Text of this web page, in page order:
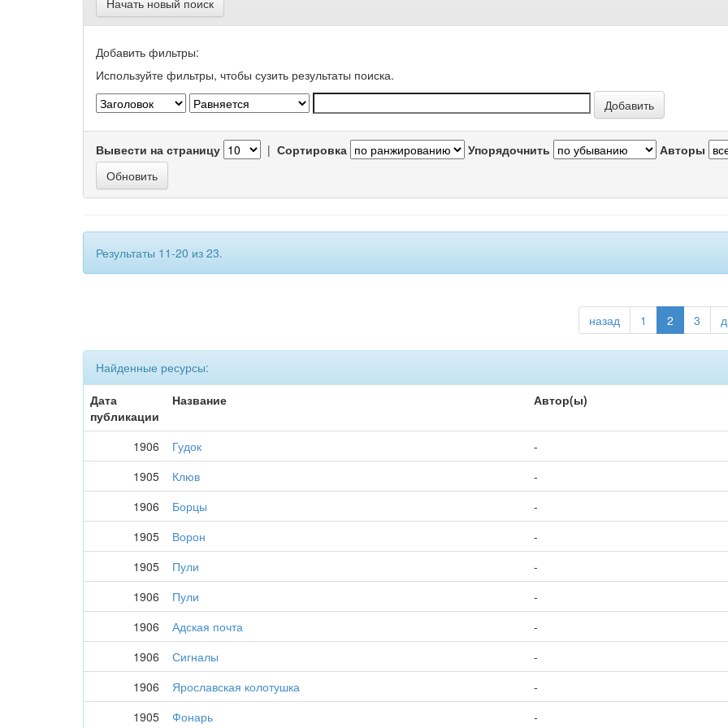
Начать новый поиск
Добавить фильтры:
Используйте фильтры, чтобы сузить результаты поиска.
Вывести на страницу | Сортировка Упорядочнить Авторы
Результаты 11-20 из 23.
назад 1 2 3
Найденные ресурсы:
Дата
публикации
Название Автор(ы)
1906 Гудок
-
1905
Клюв
-
1906
Борцы
-
1905
Ворон
-
1905
Пули
-
1906
Пули
-
1906
Адская почта
-
1906
Сигналы
-
1906
Ярославская колотушка
-
1905
Фонарь -